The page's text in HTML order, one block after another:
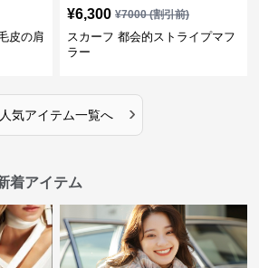
皮の肩
¥6,300 ¥7000(割引前)
スカーフ 都会的ストライプマフ
ラー
人気アイテム一覧へ ›
着アイテム